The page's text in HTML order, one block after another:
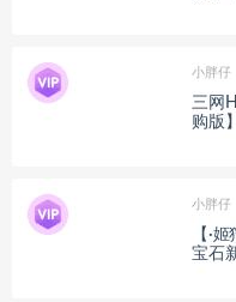
小胖仔
三网
购版】
小胖仔
【·
宝石